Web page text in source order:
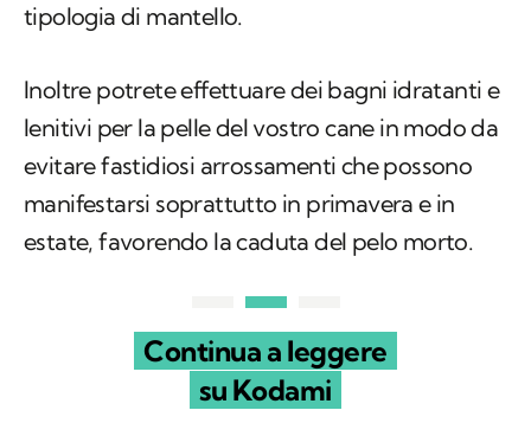
tipologia di mantello.
Inoltre potrete effettuare dei bagni idratanti e
lenitivi per la pelle del vostro cane in modo da
evitare fastidiosi arrossamenti che possono
manifestarsi soprattutto in primavera e in
estate, favorendo la caduta del pelo morto.
Continua a leggere
su Kodami